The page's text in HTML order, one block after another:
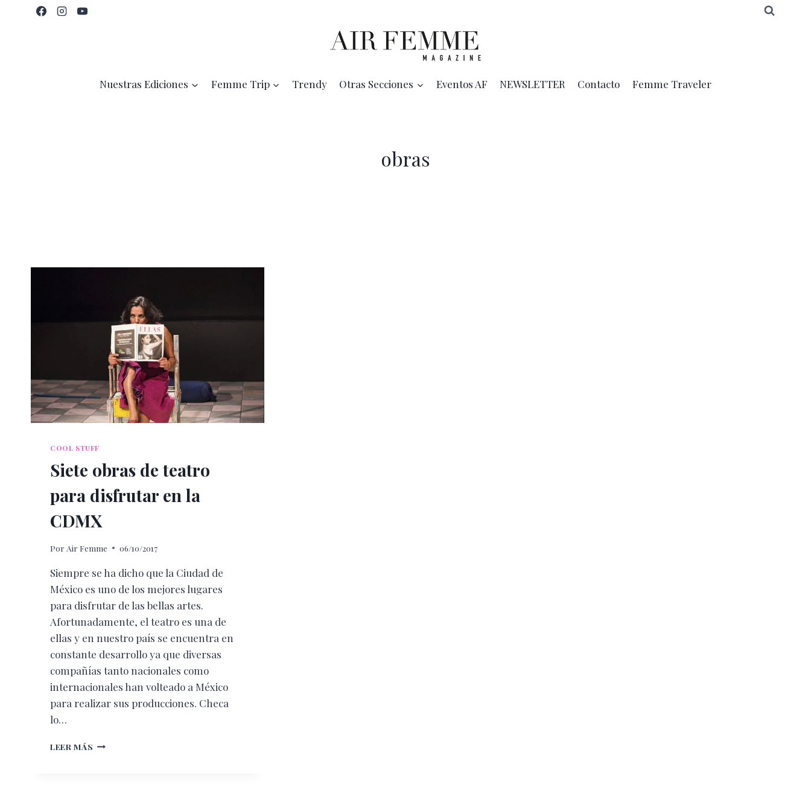
Nuestras Ediciones Femme Trip Trendy Otras Secciones Eventos AF NEWSLETTER Contacto Femme Traveler
obras
COOL STUFF
Siete obras de teatro
para disfrutar en la
CDMX
Por Air Femme 06/10/2017
Siempre se ha dicho que la Ciudad de
México es uno de los mejores lugares
para disfrutar de las bellas artes.
Afortunadamente, el teatro es una de
ellas y en nuestro país se encuentra en
constante desarrollo ya que diversas
compañías tanto nacionales como
internacionales han volteado a México
para realizar sus producciones. Checa
lo…
LEER MÁS SIETE